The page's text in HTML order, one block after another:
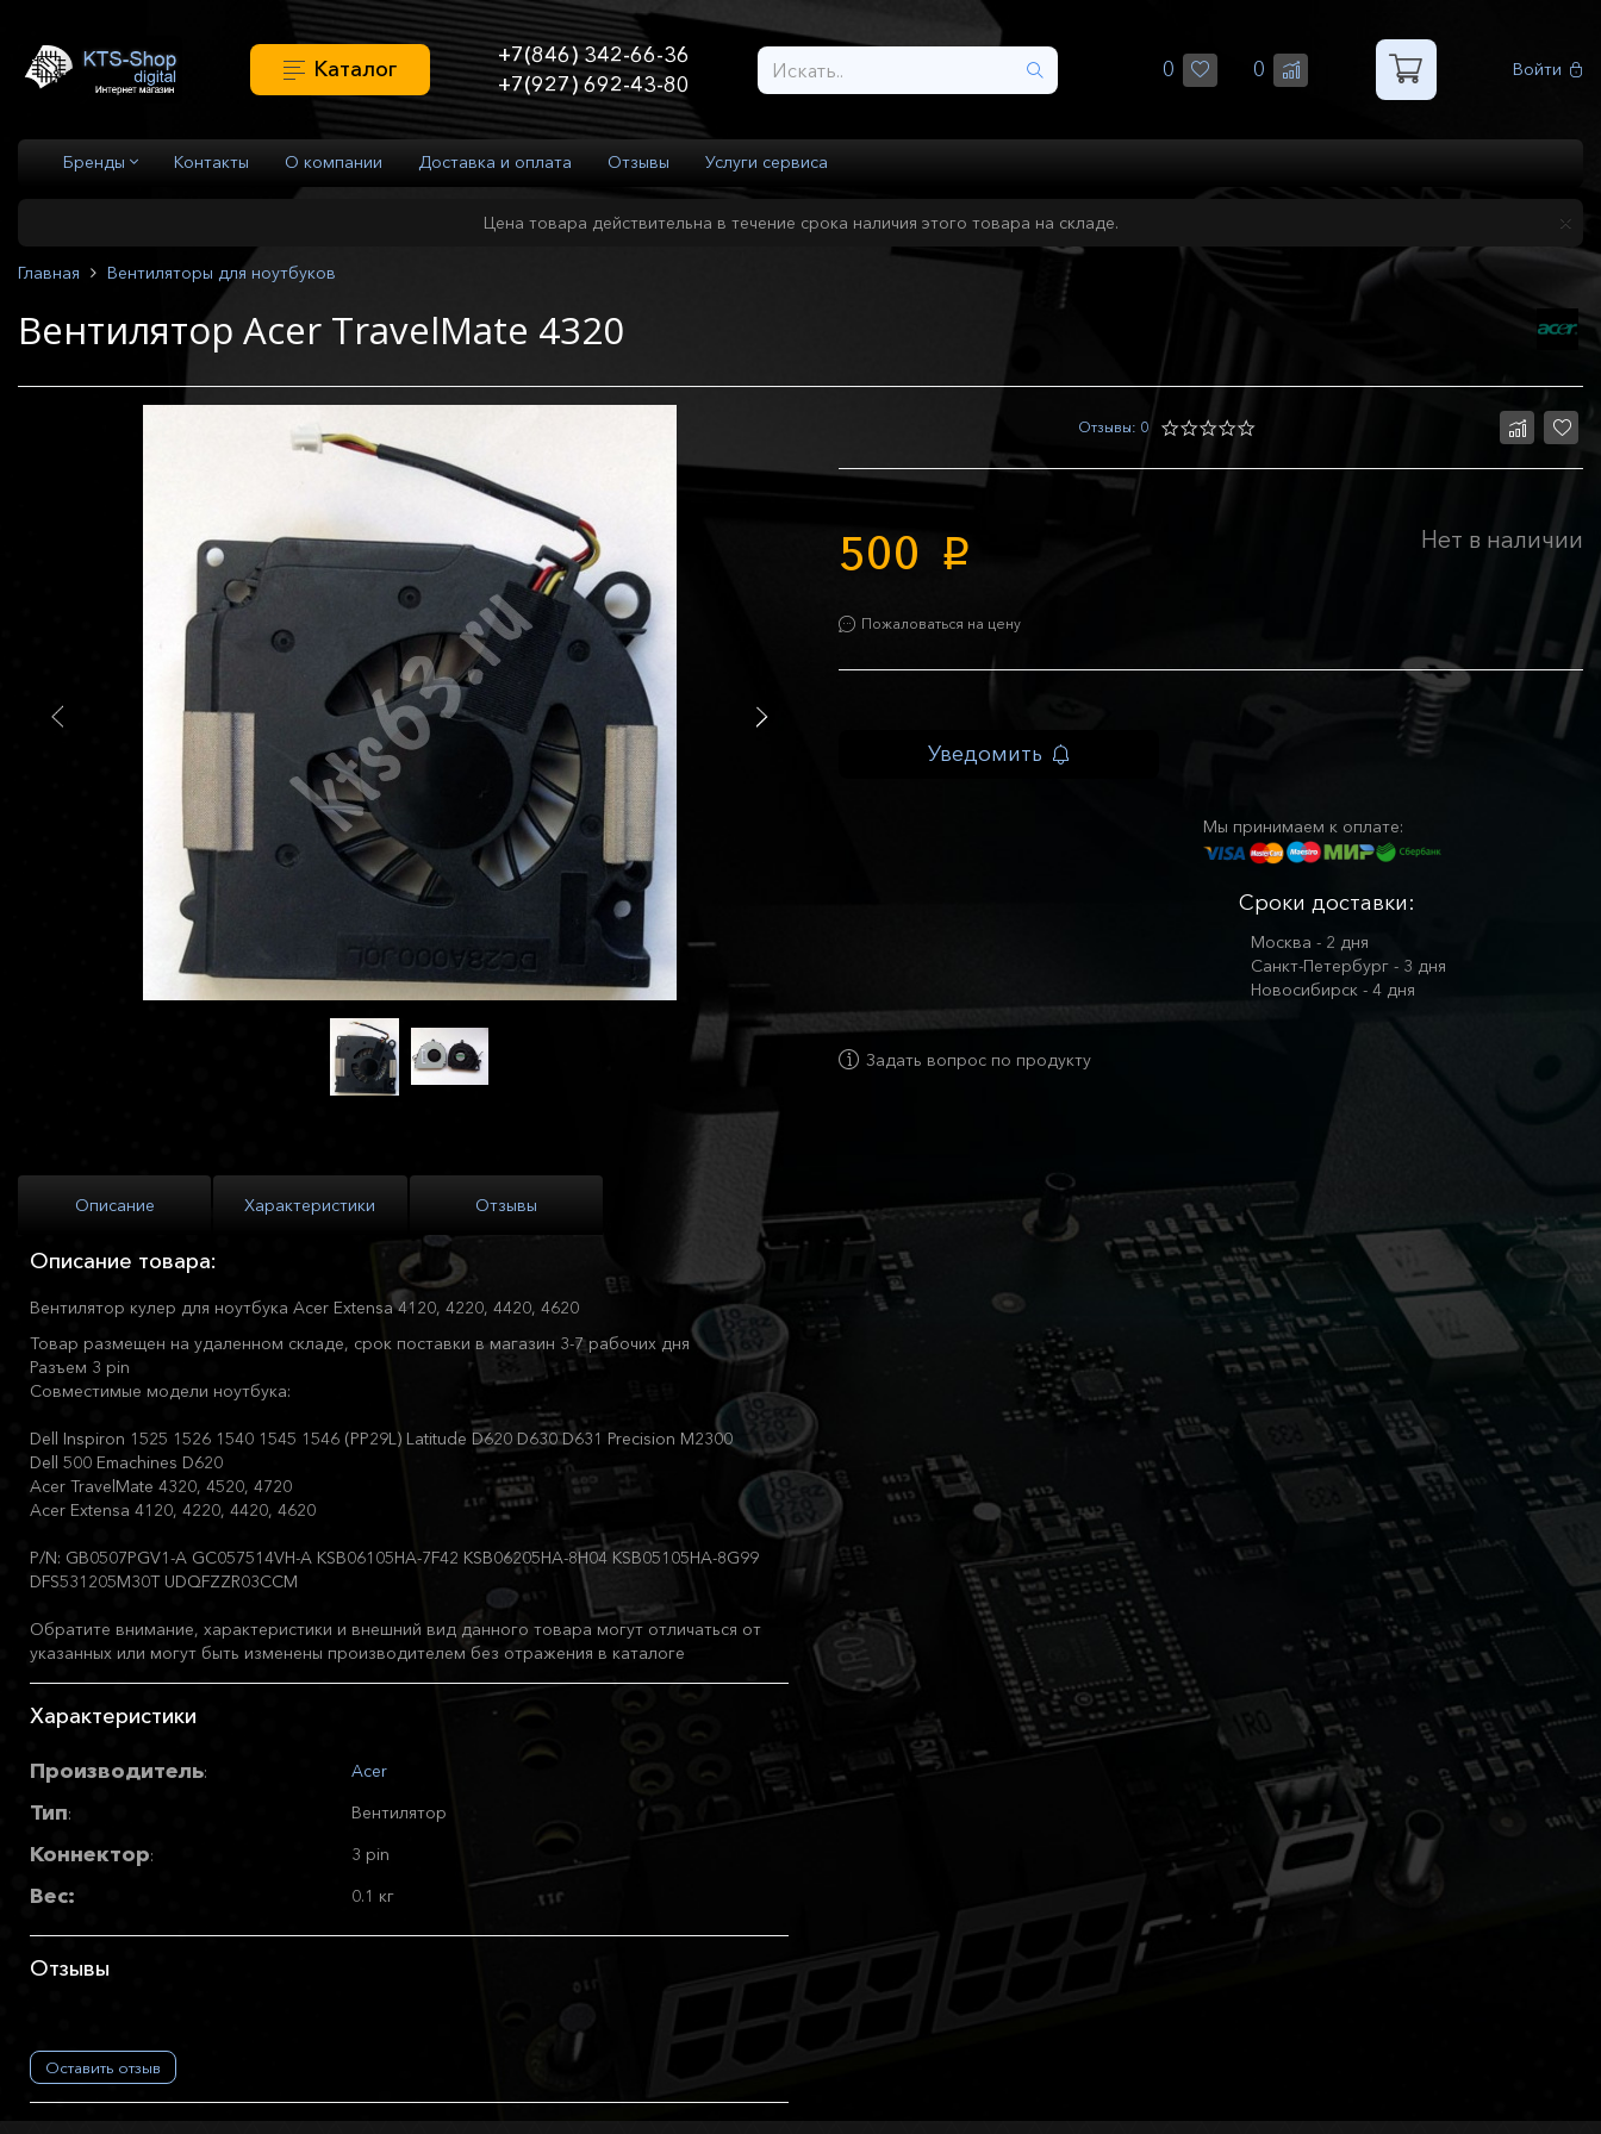
Каталог
+7(846) 342-66-36
+7(927) 692-43-80
0 0 Войти
Бренды Контакты О компании Доставка и оплата Отзывы Услуги сервиса
Цена товара действительна в течение срока наличия этого товара на складе.
Главная Вентиляторы для ноутбуков
Вентилятор Acer TravelMate 4320
Отзывы: 0
500 p
Пожаловаться на цену
Нет в наличии
Уведомить
Мы принимаем к оплате:
Сроки доставки:
Москва - 2 дня
Санкт-Петербург - 3 дня
Новосибирск - 4 дня
Задать вопрос по продукту
Описание Характеристики Отзывы
Описание товара:
Вентилятор кулер для ноутбука Acer Extensa 4120, 4220, 4420, 4620
Товар размещен на удаленном складе, срок поставки в магазин 3-7 рабочих дня
Разъем 3 pin
Совместимые модели ноутбука:
Dell Inspiron 1525 1526 1540 1545 1546 (PP29L) Latitude D620 D630 D631 Precision M2300
Dell 500 Emachines D620
Acer TravelMate 4320, 4520, 4720
Acer Extensa 4120, 4220, 4420, 4620
P/N: GB0507PGV1-A GC057514VH-A KSB06105HA-7F42 KSB06205HA-8H04 KSB05105HA-8G99
DFS531205M30T UDQFZZR03CCM
Обратите внимание, характеристики и внешний вид данного товара могут отличаться от
указанных или могут быть изменены производителем без отражения в каталоге
Характеристики
Производитель: Acer
Тип: Вентилятор
Коннектор: 3 pin
Вес: 0.1 кг
Отзывы
Оставить отзыв